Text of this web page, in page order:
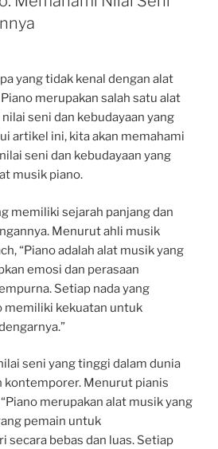
yang tidak kenal dengan alat
merupakan salah satu alat
seni dan kebudayaan yang
artikel ini, kita akan memahami
seni dan kebudayaan yang
musik piano.
memiliki sejarah panjang dan
Menurut ahli musik
“Piano adalah alat musik yang
emosi dan perasaan
Setiap nada yang
memiliki kekuatan untuk
seni yang tinggi dalam dunia
kontemporer. Menurut pianis
merupakan alat musik yang
pemain untuk
secara bebas dan luas. Setiap